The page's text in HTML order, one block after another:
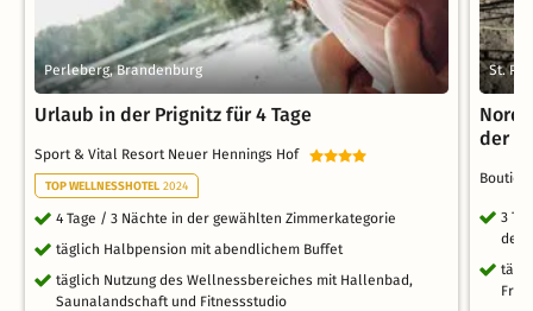
Perleberg, Brandenburg
Urlaub in der Prignitz für 4 Tage
Sport & Vital Resort Neuer Hennings Hof
TOP WELLNESSHOTEL 2024
4 Tage / 3 Nächte in der gewählten Zimmerkategorie
täglich Halbpension mit abendlichem Buffet
täglich Nutzung des Wellnessbereiches mit Hallenbad,
Saunalandschaft und Fitnessstudio
St.
der
3
des